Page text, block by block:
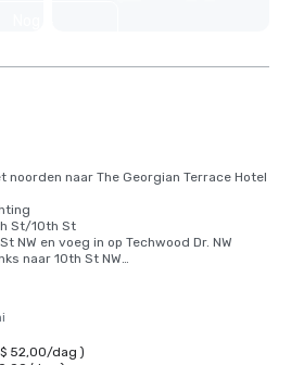
naar The Georgian Terrace Hotel
St/10th St
NW en voeg in op Techwood Dr. NW
naar 10th St NW
St NE
Hartsfield Airport naar The Georgian
52,00/dag )